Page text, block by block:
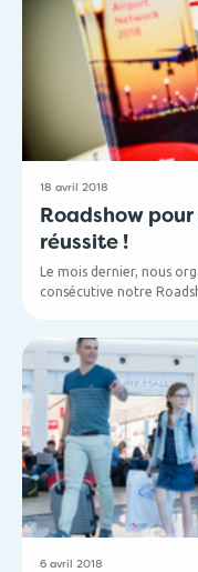
18 avril 2018
Roadshow
réussite !
Le mois dernier, nous
consécutive notre
voyage ont en effet
à Bruges, Anvers et
6 avril 2018